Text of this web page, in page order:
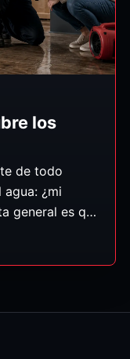
los
de todo
¿mi
general es que
— pero no
cae su